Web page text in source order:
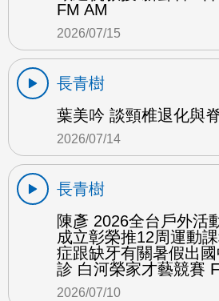
FM AM
2026/07/15
長青樹
葉美吟 談頸椎退化與
2026/07/14
長青樹
陳彥 2026全台戶外活
成立彰榮推12周運動
症跟缺牙有關暑假出
診 白河榮家才藝競賽
2026/07/10